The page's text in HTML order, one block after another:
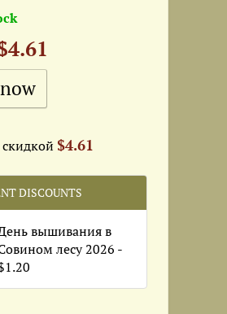
$4.61
DISCOUNTS
вышивания в
лесу 2026 -